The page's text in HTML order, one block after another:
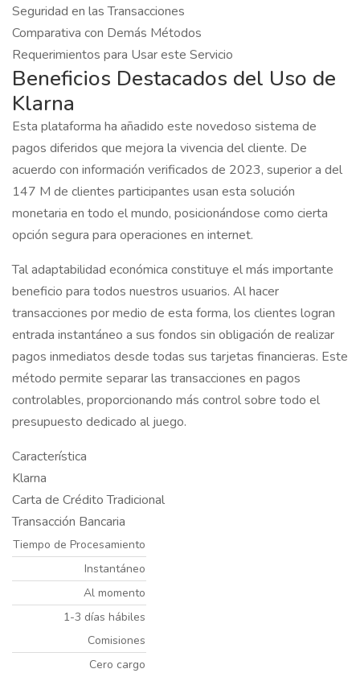
Seguridad en las Transacciones
Comparativa con Demás Métodos
Requerimientos para Usar este Servicio
Beneficios Destacados del Uso de
Klarna
Esta plataforma ha añadido este novedoso sistema de
pagos diferidos que mejora la vivencia del cliente. De
acuerdo con información verificados de 2023, superior a del
147 M de clientes participantes usan esta solución
monetaria en todo el mundo, posicionándose como cierta
opción segura para operaciones en internet.
Tal adaptabilidad económica constituye el más importante
beneficio para todos nuestros usuarios. Al hacer
transacciones por medio de esta forma, los clientes logran
entrada instantáneo a sus fondos sin obligación de realizar
pagos inmediatos desde todas sus tarjetas financieras. Este
método permite separar las transacciones en pagos
controlables, proporcionando más control sobre todo el
presupuesto dedicado al juego.
Característica
Klarna
Carta de Crédito Tradicional
Transacción Bancaria
Tiempo de Procesamiento
Instantáneo
Al momento
1-3 días hábiles
Comisiones
Cero cargo